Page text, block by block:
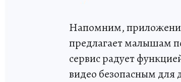
Напомним, приложение
предлагает малышам
сервис радует
видео безопасным для